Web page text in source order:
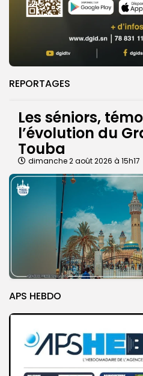
REPORTAGES
Les séniors,
l’évolution du
Touba
dimanche 2 août 2026 à 15h17
APS HEBDO